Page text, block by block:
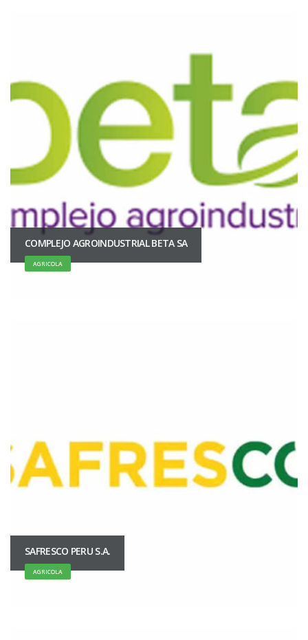
COMPLEJO AGROINDUSTRIAL BETA SA
AGRICOLA
SAFRESCO PERU S.A.
AGRICOLA